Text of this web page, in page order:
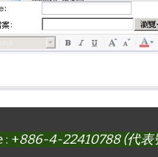
: +886-4-22410788 (代表